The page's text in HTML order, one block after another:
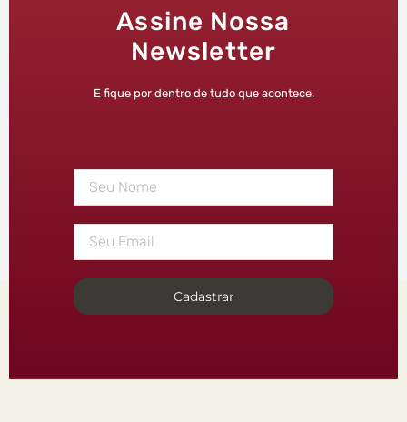
Assine Nossa
Newsletter
E fique por dentro de tudo que acontece.
Cadastrar